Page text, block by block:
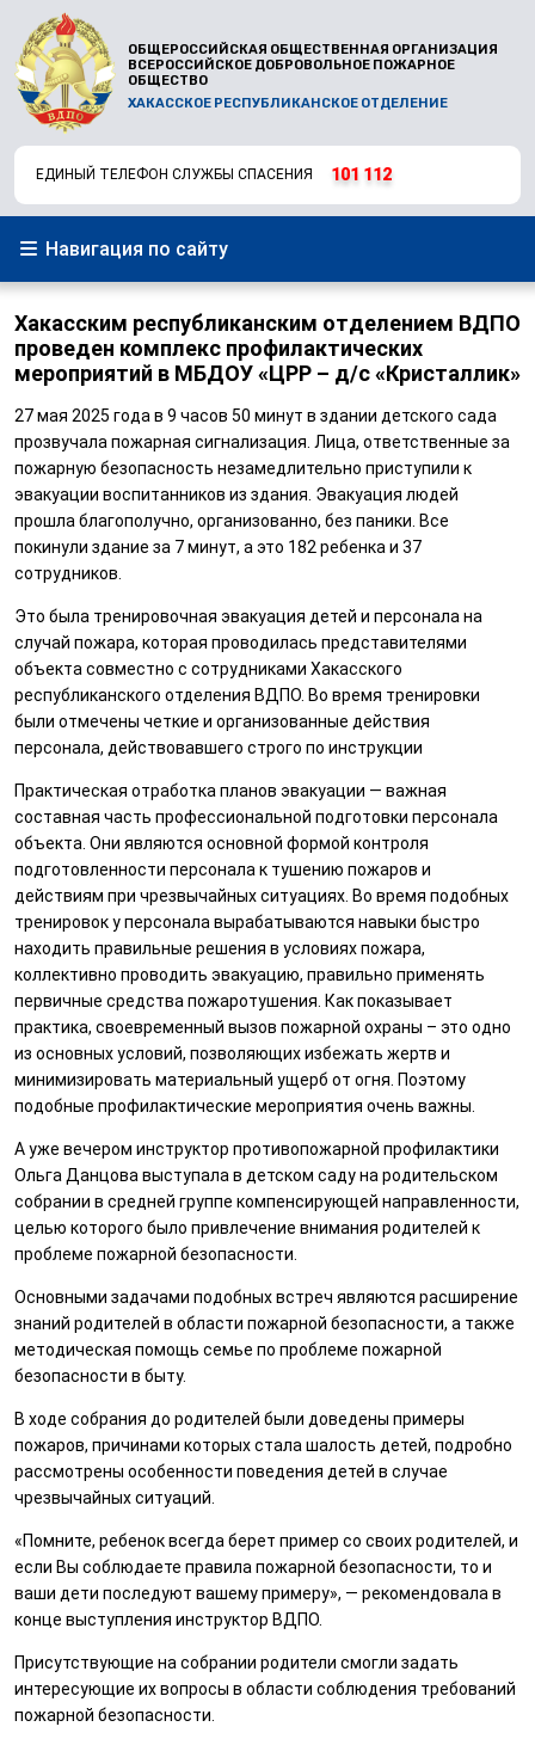
ОБЩЕРОССИЙСКАЯ ОБЩЕСТВЕННАЯ ОРГАНИЗАЦИЯ
ВСЕРОССИЙСКОЕ ДОБРОВОЛЬНОЕ ПОЖАРНОЕ
ОБЩЕСТВО
ХАКАССКОЕ РЕСПУБЛИКАНСКОЕ ОТДЕЛЕНИЕ
ЕДИНЫЙ ТЕЛЕФОН СЛУЖБЫ СПАСЕНИЯ 101 112
Навигация по сайту
Хакасским республиканским отделением ВДПО
проведен комплекс профилактических
мероприятий в МБДОУ «ЦРР – д/с «Кристаллик»
27 мая 2025 года в 9 часов 50 минут в здании детского сада
прозвучала пожарная сигнализация. Лица, ответственные за
пожарную безопасность незамедлительно приступили к
эвакуации воспитанников из здания. Эвакуация людей
прошла благополучно, организованно, без паники. Все
покинули здание за 7 минут, а это 182 ребенка и 37
сотрудников.
Это была тренировочная эвакуация детей и персонала на
случай пожара, которая проводилась представителями
объекта совместно с сотрудниками Хакасского
республиканского отделения ВДПО. Во время тренировки
были отмечены четкие и организованные действия
персонала, действовавшего строго по инструкции
Практическая отработка планов эвакуации — важная
составная часть профессиональной подготовки персонала
объекта. Они являются основной формой контроля
подготовленности персонала к тушению пожаров и
действиям при чрезвычайных ситуациях. Во время подобных
тренировок у персонала вырабатываются навыки быстро
находить правильные решения в условиях пожара,
коллективно проводить эвакуацию, правильно применять
первичные средства пожаротушения. Как показывает
практика, своевременный вызов пожарной охраны – это одно
из основных условий, позволяющих избежать жертв и
минимизировать материальный ущерб от огня. Поэтому
подобные профилактические мероприятия очень важны.
А уже вечером инструктор противопожарной профилактики
Ольга Данцова выступала в детском саду на родительском
собрании в средней группе компенсирующей направленности,
целью которого было привлечение внимания родителей к
проблеме пожарной безопасности.
Основными задачами подобных встреч являются расширение
знаний родителей в области пожарной безопасности, а также
методическая помощь семье по проблеме пожарной
безопасности в быту.
В ходе собрания до родителей были доведены примеры
пожаров, причинами которых стала шалость детей, подробно
рассмотрены особенности поведения детей в случае
чрезвычайных ситуаций.
«Помните, ребенок всегда берет пример со своих родителей, и
если Вы соблюдаете правила пожарной безопасности, то и
ваши дети последуют вашему примеру», — рекомендовала в
конце выступления инструктор ВДПО.
Присутствующие на собрании родители смогли задать
интересующие их вопросы в области соблюдения требований
пожарной безопасности.